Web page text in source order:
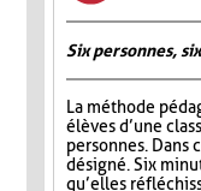
Six personnes,
La méthode
élèves d’une
personnes. Dans
désigné. Six
qu’elles